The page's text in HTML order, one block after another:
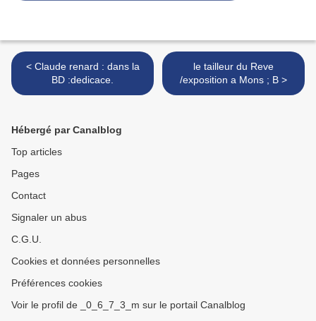
< Claude renard : dans la
BD :dedicace.
le tailleur du Reve
/exposition a Mons ; B >
Hébergé par Canalblog
Top articles
Pages
Contact
Signaler un abus
C.G.U.
Cookies et données personnelles
Préférences cookies
Voir le profil de _0_6_7_3_m sur le portail Canalblog